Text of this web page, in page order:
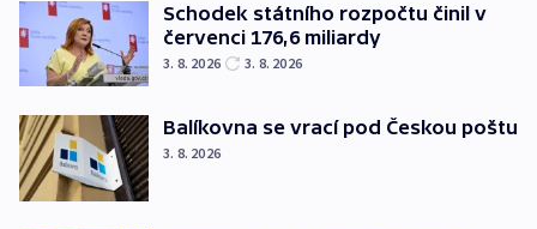
Schodek státního rozpočtu činil v
červenci 176,6 miliardy
3. 8. 2026 3. 8. 2026
Balíkovna se vrací pod Českou poštu
3. 8. 2026